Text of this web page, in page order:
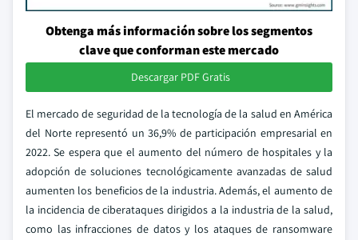
Obtenga más información sobre los segmentos
clave que conforman este mercado
Descargar PDF Gratis
El mercado de seguridad de la tecnología de la salud en América
del Norte representó un 36,9% de participación empresarial en
2022. Se espera que el aumento del número de hospitales y la
adopción de soluciones tecnológicamente avanzadas de salud
aumenten los beneficios de la industria. Además, el aumento de
la incidencia de ciberataques dirigidos a la industria de la salud,
como las infracciones de datos y los ataques de ransomware